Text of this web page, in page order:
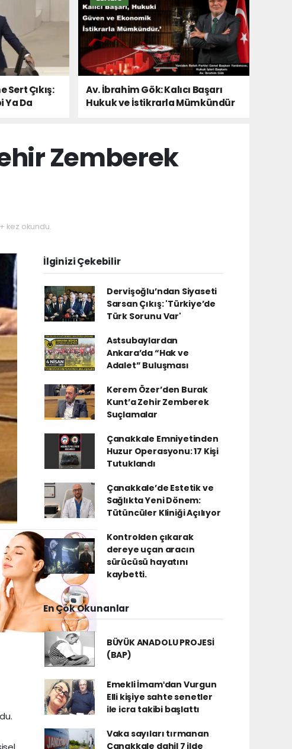
Sert Çıkış:
Ya Da
Av. İbrahim Gök: Kalıcı Başarı
Hukuk ve İstikrarla Mümkündür
Zemberek
kez okundu.
İlginizi Çekebilir
Dervişoğlu’ndan Siyaseti
Sarsan Çıkış: 'Türkiye’de
Türk Sorunu Var'
Astsubaylardan
Ankara’da “Hak ve
Adalet” Buluşması
Kerem Özer’den Burak
Kunt’a Zehir Zemberek
Suçlamalar
Çanakkale Emniyetinden
Huzur Operasyonu: 17 Kişi
Tutuklandı
Çanakkale’de Estetik ve
Sağlıkta Yeni Dönem:
Tütüncüler Kliniği Açılıyor
Kontrolden çıkarak
dereye uçan aracın
sürücüsü hayatını
kaybetti.
En Çok Okunanlar
BÜYÜK ANADOLU PROJESİ
(BAP)
Emekli İmamʹdan Vurgun
Elli kişiye sahte senetler
ile icra takibi başlattı
Vaka sayıları tırmanan
Çanakkale dahil 7 ilde